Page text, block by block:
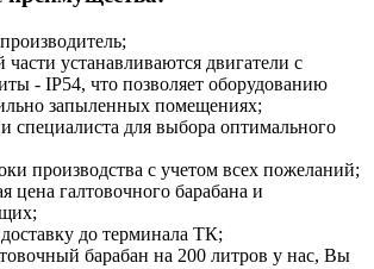
устанавливаются двигатели с
- IP54, что позволяет оборудованию
запыленных помещениях;
специалиста для выбора оптимального
производства с учетом всех пожеланий;
цена галтовочного барабана и
до терминала ТК;
барабан на 200 литров у нас, Вы